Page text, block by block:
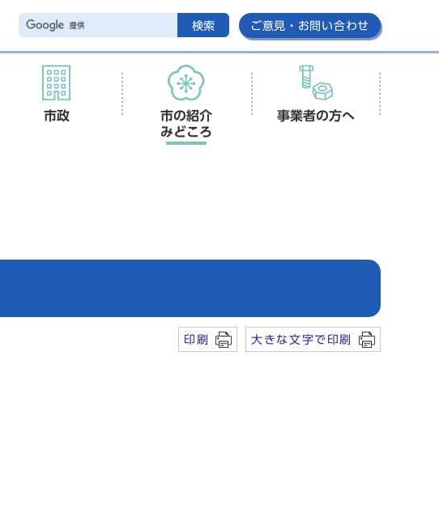
検索 ご意見・お問い合わせ
市政
市の紹介
みどころ
事業者の方へ
印刷 大きな文字で印刷